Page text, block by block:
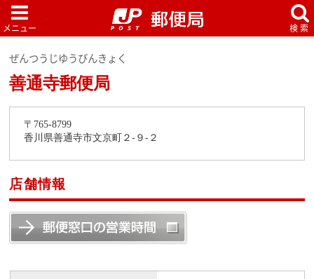
ぜんつうじゆうびんきょく
善通寺郵便局
〒765-8799
香川県善通寺市文京町２-９-２
店舗情報